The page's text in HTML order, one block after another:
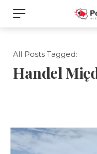
All Posts Tagged:
Handel